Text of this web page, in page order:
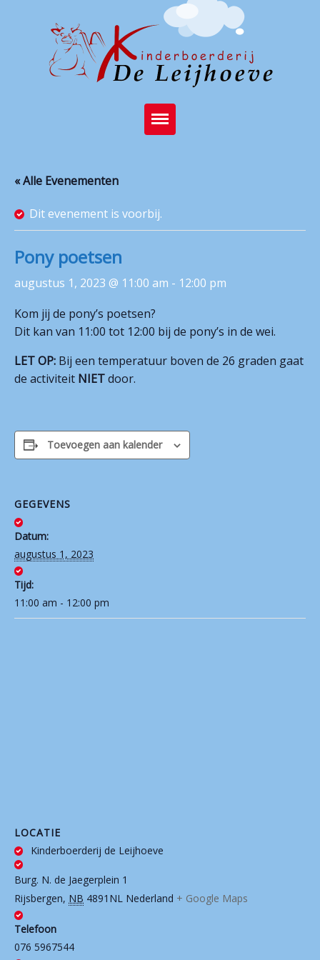
Brasserie
Kinderboerderij
Feest op de boerderij
Activiteiten
Stichting
« Alle Evenementen
Dit evenement is voorbij.
Pony poetsen
augustus 1, 2023 @ 11:00 am - 12:00 pm
Kom jij de pony’s poetsen?
Dit kan van 11:00 tot 12:00 bij de pony’s in de wei.
LET OP: Bij een temperatuur boven de 26 graden gaat
de activiteit NIETdoor.
Toevoegen aan kalender
GEGEVENS
Datum:
augustus 1, 2023
Tijd:
11:00 am - 12:00 pm
LOCATIE
Kinderboerderij de Leijhoeve
Burg. N. de Jaegerplein 1
Rijsbergen, NB 4891NL Nederland + Google Maps
Telefoon
076 5967544